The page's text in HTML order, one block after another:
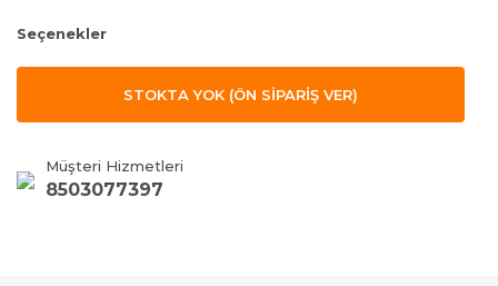
Seçenekler
STOKTA YOK (ÖN SİPARİŞ VER)
Müşteri Hizmetleri
8503077397